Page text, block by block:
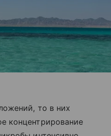
то в них
концентрирование